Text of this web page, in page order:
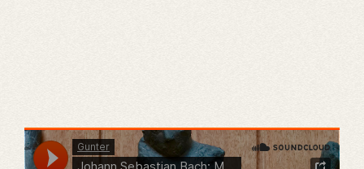
Gunter Johann Sebastian Bach: Matthäus-Passion Teil 1